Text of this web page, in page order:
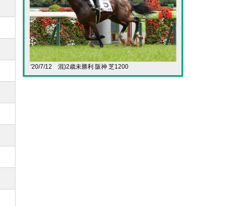
'20/7/12 混)2歳未勝利 阪神 芝1200